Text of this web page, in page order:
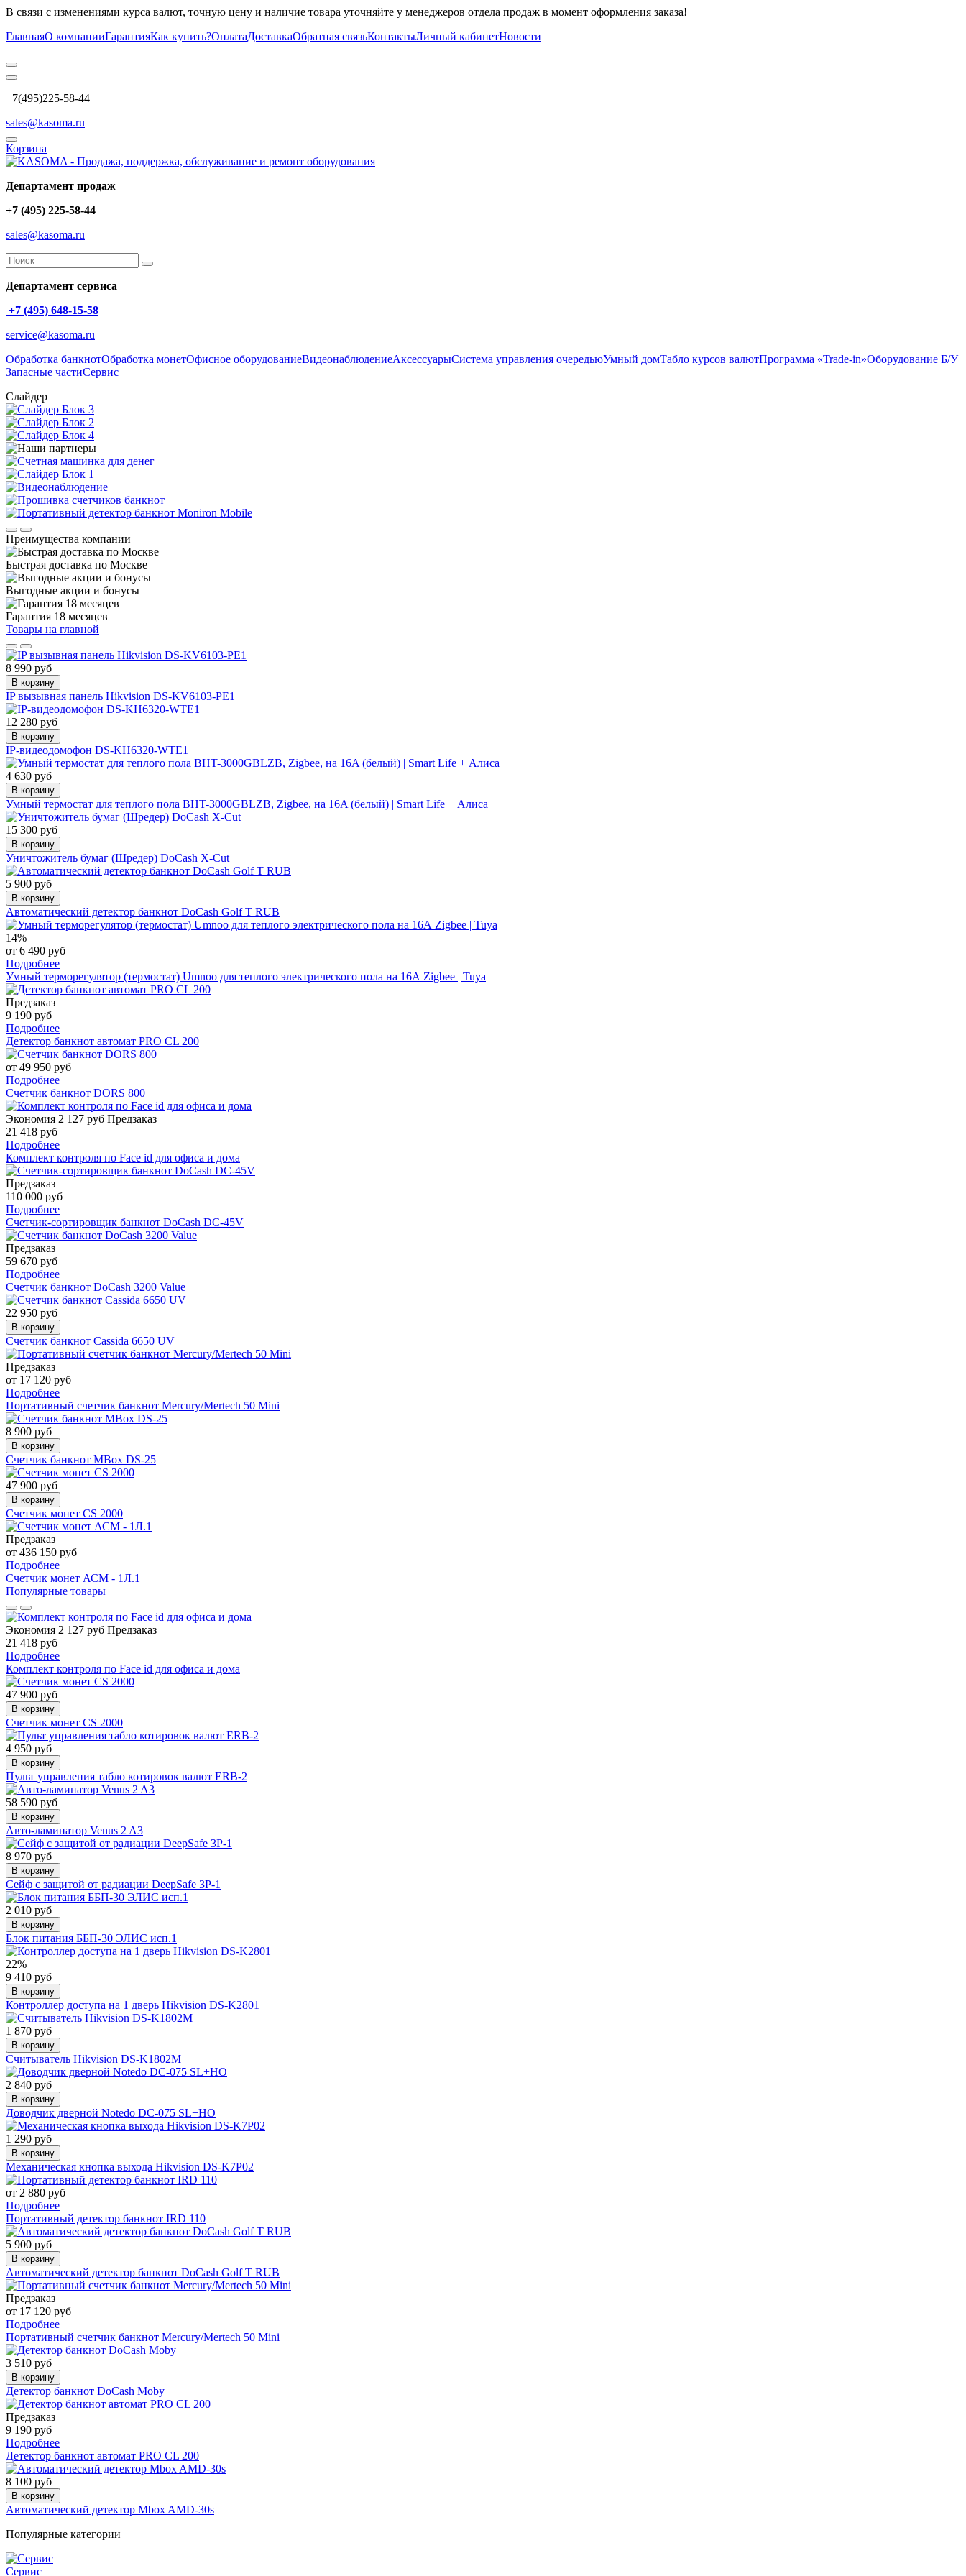
В связи с изменениями курса валют, точную цену и наличие товара уточняйте у менеджеров отдела продаж в момент оформления заказа!
ГлавнаяО компанииГарантияКак купить?ОплатаДоставкаОбратная связьКонтактыЛичный кабинетНовости
+7(495)225-58-44
sales@kasoma.ru
Корзина
Департамент продаж
+7 (495) 225-58-44
sales@kasoma.ru
Департамент сервиса
+7 (495) 648-15-58
service@kasoma.ru
Обработка банкнотОбработка монетОфисное оборудованиеВидеонаблюдениеАксессуарыСистема управления очередьюУмный домТабло курсов валютПрограмма «Trade-in»Оборудование Б/У
Запасные частиСервис
Слайдер
Преимущества компании
Быстрая доставка по Москве
Выгодные акции и бонусы
Гарантия 18 месяцев
Товары на главной
8 990 руб
В корзину
IP вызывная панель Hikvision DS-KV6103-PE1
12 280 руб
В корзину
IP-видеодомофон DS-KH6320-WTE1
4 630 руб
В корзину
Умный термостат для теплого пола BHT-3000GBLZB, Zigbee, на 16A (белый) | Smart Life + Алиса
15 300 руб
В корзину
Уничтожитель бумаг (Шредер) DoCash X-Cut
5 900 руб
В корзину
Автоматический детектор банкнот DoCash Golf T RUB
14%
от 6 490 руб
Подробнее
Умный терморегулятор (термостат) Umnoo для теплого электрического пола на 16А Zigbee | Tuya
Предзаказ
9 190 руб
Подробнее
Детектор банкнот автомат PRO CL 200
от 49 950 руб
Подробнее
Счетчик банкнот DORS 800
Экономия 2 127 руб Предзаказ
21 418 руб
Подробнее
Комплект контроля по Face id для офиса и дома
Предзаказ
110 000 руб
Подробнее
Счетчик-сортировщик банкнот DoCash DC-45V
Предзаказ
59 670 руб
Подробнее
Счетчик банкнот DoCash 3200 Value
22 950 руб
В корзину
Счетчик банкнот Cassida 6650 UV
Предзаказ
от 17 120 руб
Подробнее
Портативный счетчик банкнот Mercury/Mertech 50 Mini
8 900 руб
В корзину
Счетчик банкнот MBox DS-25
47 900 руб
В корзину
Счетчик монет CS 2000
Предзаказ
от 436 150 руб
Подробнее
Счетчик монет АСМ - 1Л.1
Популярные товары
Экономия 2 127 руб Предзаказ
21 418 руб
Подробнее
Комплект контроля по Face id для офиса и дома
47 900 руб
В корзину
Счетчик монет CS 2000
4 950 руб
В корзину
Пульт управления табло котировок валют ERB-2
58 590 руб
В корзину
Авто-ламинатор Venus 2 A3
8 970 руб
В корзину
Сейф с защитой от радиации DeepSafe 3Р-1
2 010 руб
В корзину
Блок питания ББП-30 ЭЛИС исп.1
22%
9 410 руб
В корзину
Контроллер доступа на 1 дверь Hikvision DS-K2801
1 870 руб
В корзину
Считыватель Hikvision DS-K1802M
2 840 руб
В корзину
Доводчик дверной Notedo DC-075 SL+HO
1 290 руб
В корзину
Механическая кнопка выхода Hikvision DS-K7P02
от 2 880 руб
Подробнее
Портативный детектор банкнот IRD 110
5 900 руб
В корзину
Автоматический детектор банкнот DoCash Golf T RUB
Предзаказ
от 17 120 руб
Подробнее
Портативный счетчик банкнот Mercury/Mertech 50 Mini
3 510 руб
В корзину
Детектор банкнот DoCash Moby
Предзаказ
9 190 руб
Подробнее
Детектор банкнот автомат PRO CL 200
8 100 руб
В корзину
Автоматический детектор Mbox AMD-30s
Популярные категории
Сервис